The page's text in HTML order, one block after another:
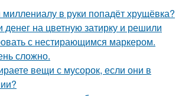
миллениалу в руки попадёт хрущёвка?
денег на цветную затирку и решили
с нестирающимся маркером.
сложно.
вещи с мусорок, если они в